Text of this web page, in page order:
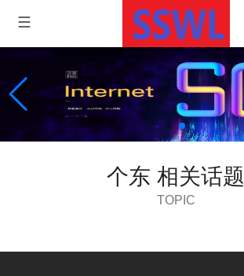
个东 相关话题
TOPIC